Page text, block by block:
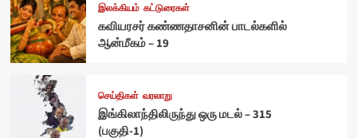
இலக்கியம் கட்டுரைகள்
கவியரசர் கண்ணதாசனின் பாடல்களில்
ஆன்மீகம் – 19
செய்திகள் வரலாறு
இங்கிலாந்திலிருந்து ஒரு மடல் – 315
(பகுதி-1)